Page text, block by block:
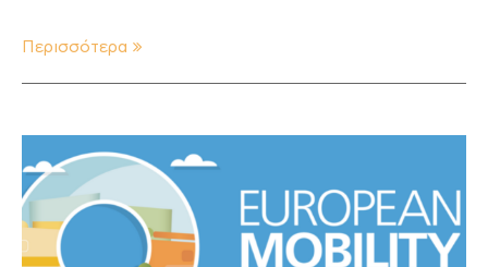
Περισσότερα